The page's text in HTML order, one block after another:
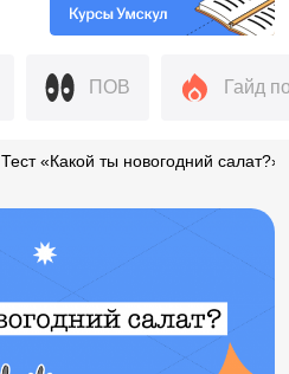
ПОВ Гайд
Тест «Какой ты новогодний салат?»